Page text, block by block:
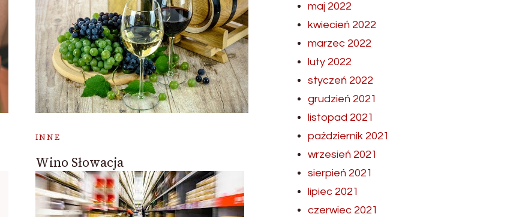
INNE
Wino Słowacja
maj 2022
kwiecień 2022
marzec 2022
luty 2022
styczeń 2022
grudzień 2021
listopad 2021
październik 2021
wrzesień 2021
sierpień 2021
lipiec 2021
czerwiec 2021